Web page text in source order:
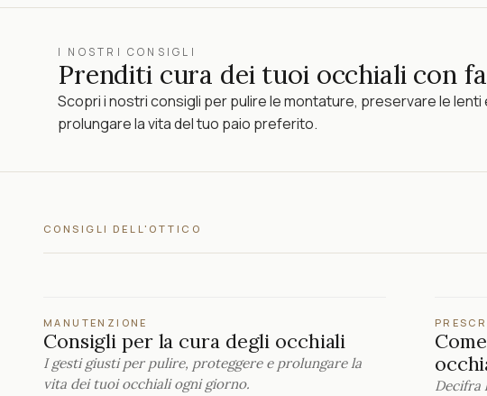
I NOSTRI CONSIGLI
Prenditi cura dei tuoi occhiali con
Scopri i nostri consigli per pulire le montature, preservare le lenti
prolungare la vita del tuo paio preferito.
CONSIGLI DELL'OTTICO
MANUTENZIONE
Consigli per la cura degli occhiali
I gesti giusti per pulire, proteggere e prolungare la
vita dei tuoi occhiali ogni giorno.
Decifra